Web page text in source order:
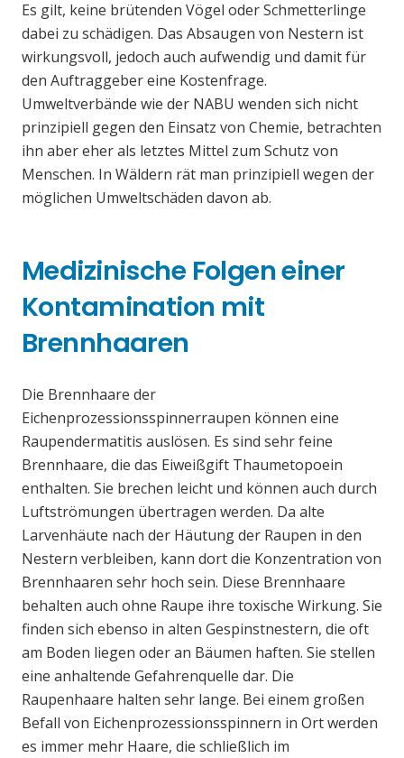
Es gilt, keine brütenden Vögel oder Schmetterlinge
dabei zu schädigen. Das Absaugen von Nestern ist
wirkungsvoll, jedoch auch aufwendig und damit für
den Auftraggeber eine Kostenfrage.
Umweltverbände wie der NABU wenden sich nicht
prinzipiell gegen den Einsatz von Chemie, betrachten
ihn aber eher als letztes Mittel zum Schutz von
Menschen. In Wäldern rät man prinzipiell wegen der
möglichen Umweltschäden davon ab.
Medizinische Folgen einer
Kontamination mit
Brennhaaren
Die Brennhaare der
Eichenprozessionsspinnerraupen können eine
Raupendermatitis auslösen. Es sind sehr feine
Brennhaare, die das Eiweißgift Thaumetopoein
enthalten. Sie brechen leicht und können auch durch
Luftströmungen übertragen werden. Da alte
Larvenhäute nach der Häutung der Raupen in den
Nestern verbleiben, kann dort die Konzentration von
Brennhaaren sehr hoch sein. Diese Brennhaare
behalten auch ohne Raupe ihre toxische Wirkung. Sie
finden sich ebenso in alten Gespinstnestern, die oft
am Boden liegen oder an Bäumen haften. Sie stellen
eine anhaltende Gefahrenquelle dar. Die
Raupenhaare halten sehr lange. Bei einem großen
Befall von Eichenprozessionsspinnern in Ort werden
es immer mehr Haare, die schließlich im